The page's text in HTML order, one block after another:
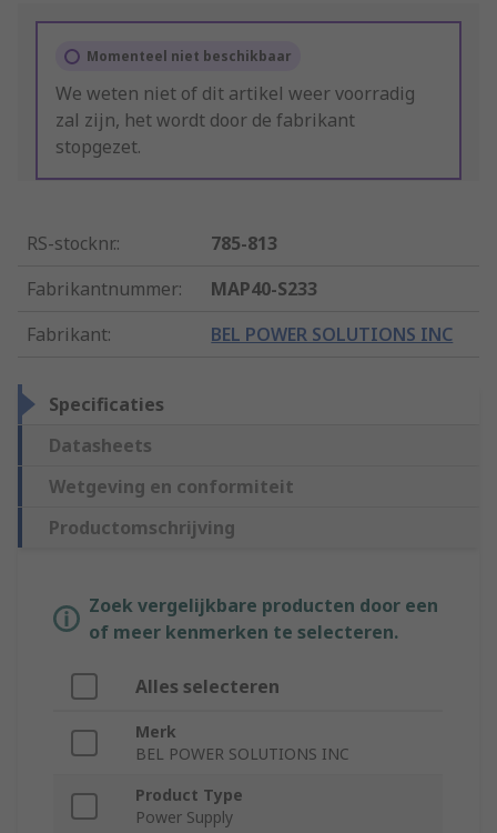
Momenteel niet beschikbaar
We weten niet of dit artikel weer voorradig
zal zijn, het wordt door de fabrikant
stopgezet.
RS-stocknr.:
785-813
Fabrikantnummer:
MAP40-S233
Fabrikant: BEL POWER SOLUTIONS INC
Specificaties
Datasheets
Wetgeving en conformiteit
Productomschrijving
Zoek vergelijkbare producten door een
of meer kenmerken te selecteren.
Alles selecteren
Merk
BEL POWER SOLUTIONS INC
Product Type
Power Supply